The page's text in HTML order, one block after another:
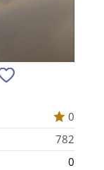
0
782
0